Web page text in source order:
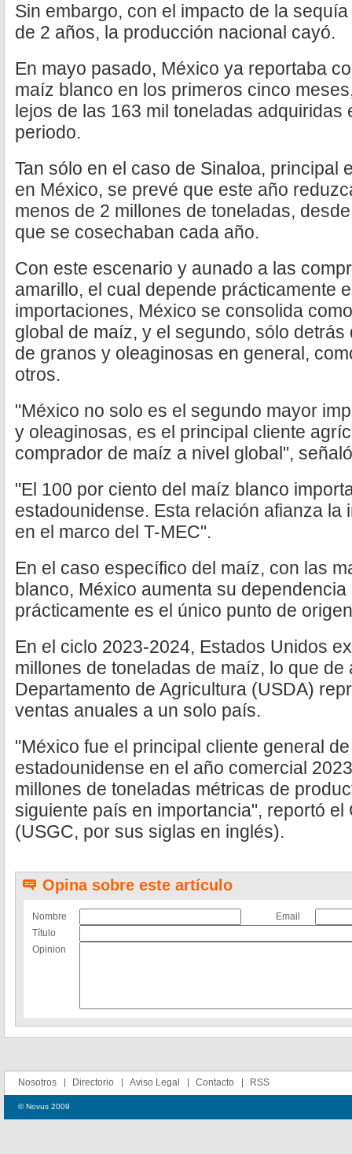
Sin embargo, con el impacto de la
de 2 años, la producción nacional cayó.
En mayo pasado, México ya reportaba
maíz blanco en los primeros cinco
lejos de las 163 mil toneladas adquiridas
periodo.
Tan sólo en el caso de Sinaloa, principal
en México, se prevé que este año
menos de 2 millones de toneladas,
que se cosechaban cada año.
Con este escenario y aunado a las
amarillo, el cual depende prácticamente
importaciones, México se consolida
global de maíz, y el segundo, sólo
de granos y oleaginosas en general,
otros.
"México no solo es el segundo mayor
y oleaginosas, es el principal cliente
comprador de maíz a nivel global",
"El 100 por ciento del maíz blanco
estadounidense. Esta relación afianza la
en el marco del T-MEC".
En el caso específico del maíz, con las
blanco, México aumenta su
prácticamente es el único punto de
En el ciclo 2023-2024, Estados Unidos
millones de toneladas de maíz, lo que de
Departamento de Agricultura (USDA)
ventas anuales a un solo país.
"México fue el principal cliente general
estadounidense en el año comercial
millones de toneladas métricas de
siguiente país en importancia", reportó
(USGC, por sus siglas en inglés).
Opina sobre este artículo
Nombre
Email
Título
Opinion
Nosotros Directorio Aviso Legal Contacto RSS
© Novus 2009